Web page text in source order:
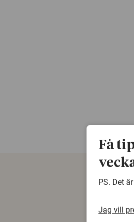
Få
PS. Det
Jag vill